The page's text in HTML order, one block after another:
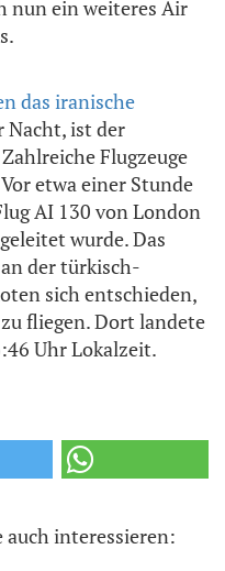
nun ein weiteres Air
das iranische
Nacht, ist der
Flugzeuge
etwa einer Stunde
AI 130 von London
wurde. Das
der türkisch-
sich entschieden,
fliegen. Dort landete
Uhr Lokalzeit.
interessieren: